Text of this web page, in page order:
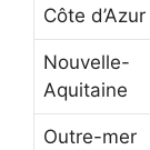
Côte d’Azur
Nouvelle-
Aquitaine
Outre-mer